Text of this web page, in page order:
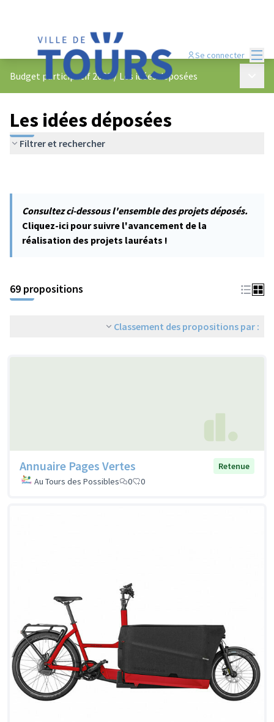
Se connecter
Budget participatif 2023/ Les idées déposées
Les idées déposées
Filtrer et rechercher
Consultez ci-dessous l'ensemble des projets déposés.
Cliquez-ici pour suivre l'avancement de la
réalisation des projets lauréats !
69 propositions
Classement des propositions par :
Annuaire Pages Vertes
Retenue
Au Tours des Possibles
0 0